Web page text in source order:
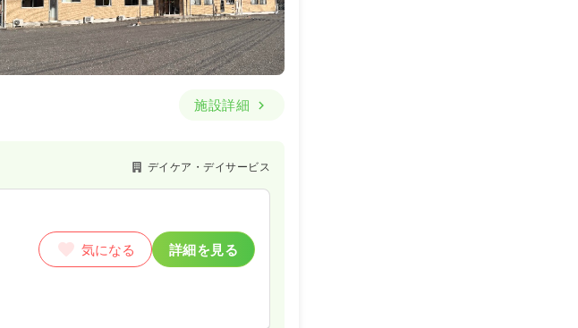
施設詳細
デイケア・デイサービス
気になる 詳細を見る